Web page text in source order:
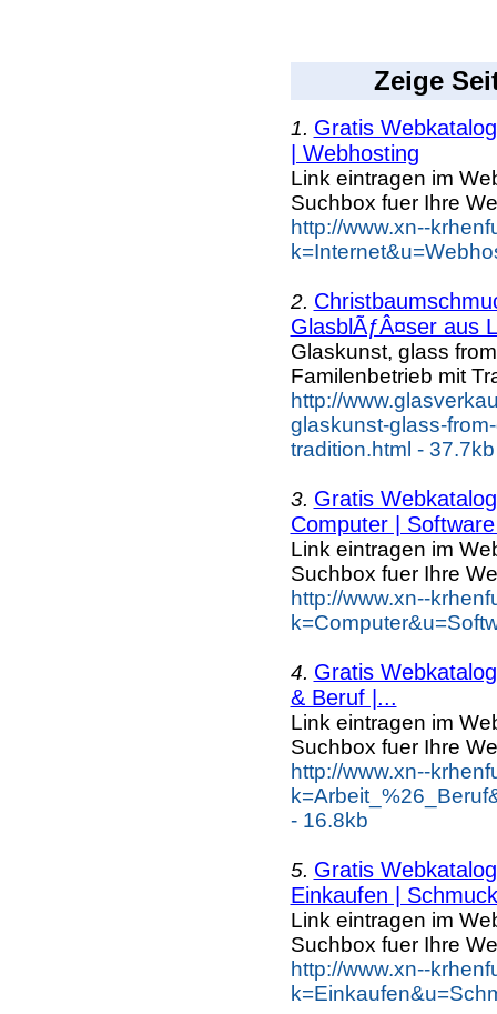
Zeige
1. Gratis
| Webhosting
Link eintragen im
Suchbox fuer Ihre
http://www.xn--
2.
GlasblÃƒÂ¤ser aus
Glaskunst, glass
Familenbetrieb mit
http://
glaskunst-glass-
tradition.html - 37.7kb
3. Gratis
Computer |
Link eintragen im
Suchbox fuer Ihre
http://www.xn--
4. Gratis
& Beruf |...
Link eintragen im
Suchbox fuer Ihre
http://www.xn--
- 16.8kb
5. Gratis
Einkaufen | Schmuck
Link eintragen im
Suchbox fuer Ihre
http://www.xn--